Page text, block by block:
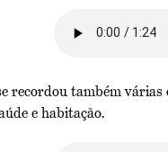
recordou também
e habitação.